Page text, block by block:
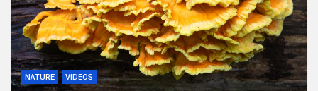
NATURE VIDEOS